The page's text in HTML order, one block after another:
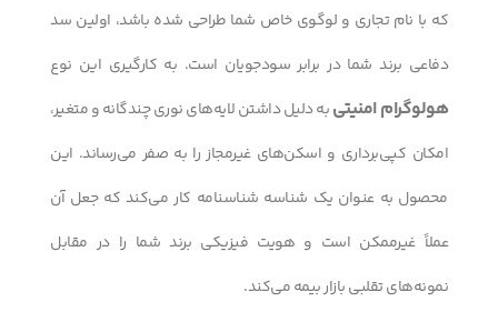
که با نام تجاری و لوگوی خاص شما طراحی شده باشد، اولین سد
دفاعی برند شما در برابر سودجویان است. به کارگیری این نوع
هولوگرام امنیتیبه دلیل داشتن لایه‌های نوری چندگانه و متغیر،
امکان کپی‌برداری و اسکن‌های غیرمجاز را به صفر می‌رساند. این
محصول به عنوان یک شناسه شناسنامه کار می‌کند که جعل آن
عملاً غیرممکن است و هویت فیزیکی برند شما را در مقابل
نمونه‌های تقلبی بازار بیمه می‌کند.